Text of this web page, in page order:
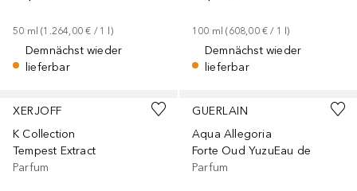
50 ml (1.264,00 € / 1 l)
Demnächst wieder
lieferbar
100 ml (608,00 € / 1 l)
Demnächst wieder
lieferbar
XERJOFF
K Collection
Tempest Extract
Parfum
GUERLAIN
Aqua Allegoria
Forte Oud YuzuEau de
Parfum